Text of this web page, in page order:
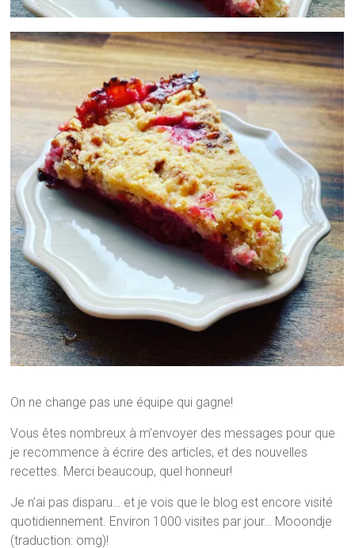
On ne change pas une équipe qui gagne!
Vous êtes nombreux à m’envoyer des messages pour que
je recommence à écrire des articles, et des nouvelles
recettes. Merci beaucoup, quel honneur!
Je n’ai pas disparu… et je vois que le blog est encore visité
quotidiennement. Environ 1000 visites par jour… Mooondje
(traduction: omg)!